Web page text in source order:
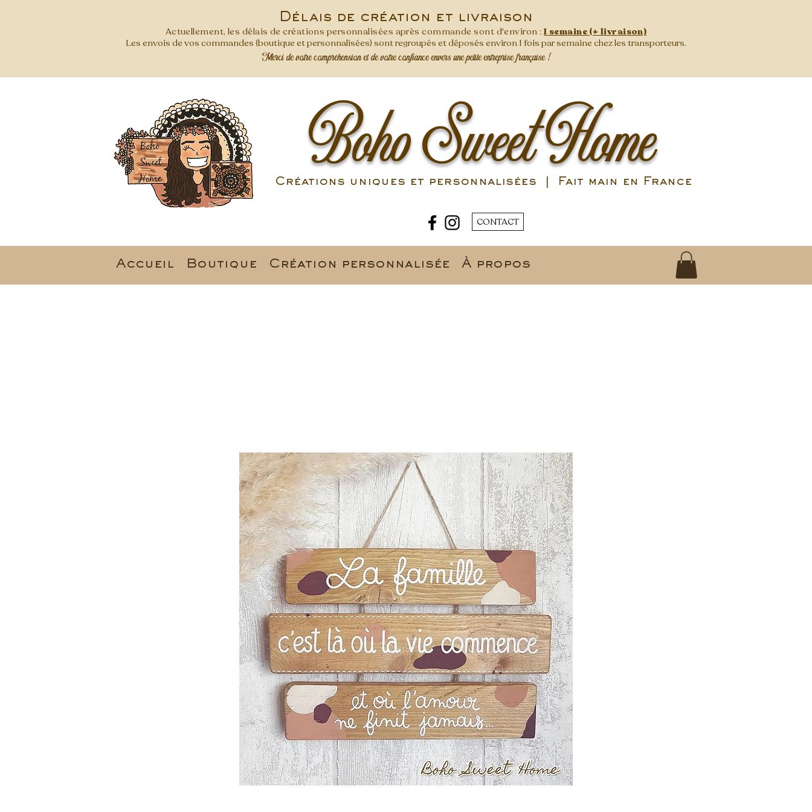
Délais de création et livraison
Actuellement, les délais de créations personnalisées après commande sont d'environ : 1 semaine (+ livraison)
Les envois de vos commandes (boutique et personnalisées) sont regroupés et déposés environ 1 fois par semaine chez les transporteurs.
Merci de votre compréhension et de votre confiance envers une petite entreprise française !
Boho Sweet Home
Créations uniques et personnalisées | Fait main en France
CONTACT
Accueil Boutique Création personnalisée À propos